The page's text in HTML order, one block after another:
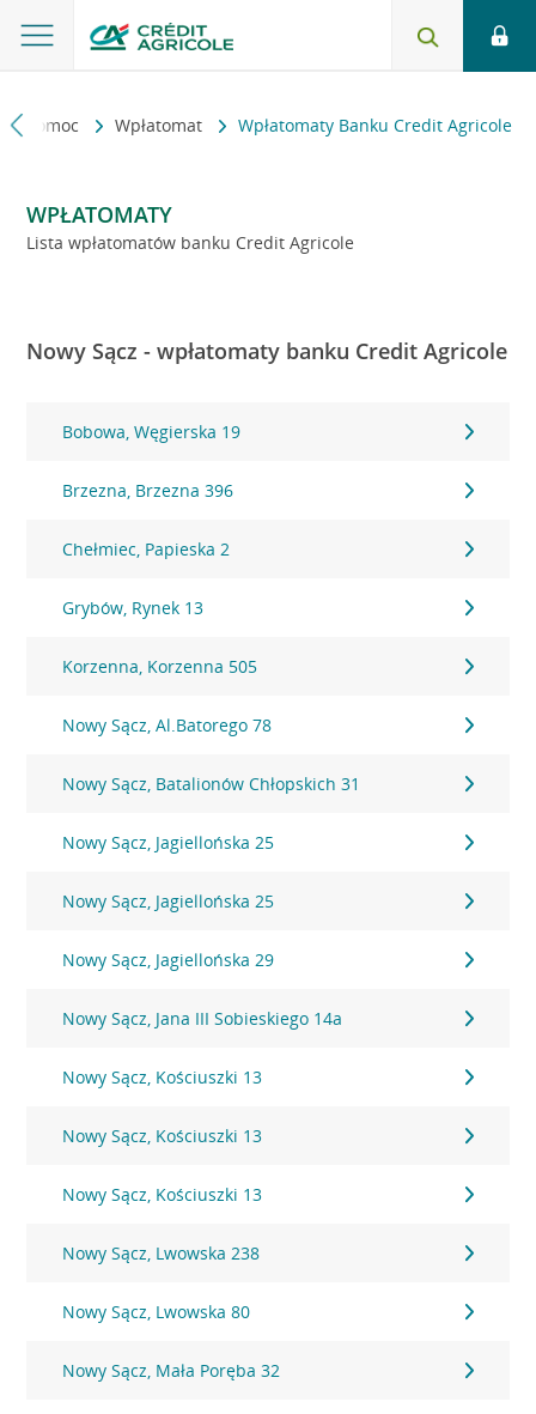
i pomoc Wpłatomat Wpłatomaty Banku Credit Agricole
WPŁATOMATY
Lista wpłatomatów banku Credit Agricole
Nowy Sącz - wpłatomaty banku Credit Agricole
Bobowa, Węgierska 19
Brzezna, Brzezna 396
Chełmiec, Papieska 2
Grybów, Rynek 13
Korzenna, Korzenna 505
Nowy Sącz, Al.Batorego 78
Nowy Sącz, Batalionów Chłopskich 31
Nowy Sącz, Jagiellońska 25
Nowy Sącz, Jagiellońska 25
Nowy Sącz, Jagiellońska 29
Nowy Sącz, Jana III Sobieskiego 14a
Nowy Sącz, Kościuszki 13
Nowy Sącz, Kościuszki 13
Nowy Sącz, Kościuszki 13
Nowy Sącz, Lwowska 238
Nowy Sącz, Lwowska 80
Nowy Sącz, Mała Poręba 32